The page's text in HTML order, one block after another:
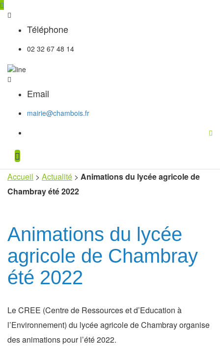
Téléphone
02 32 67 48 14
Email
mairie@chambois.fr
Accueil > Actualité > Animations du lycée agricole de
Chambray été 2022
Animations du lycée
agricole de Chambray
été 2022
Le CREE (Centre de Ressources et d’Education à
l’Environnement) du lycée agricole de Chambray organise
des animations pour l’été 2022.